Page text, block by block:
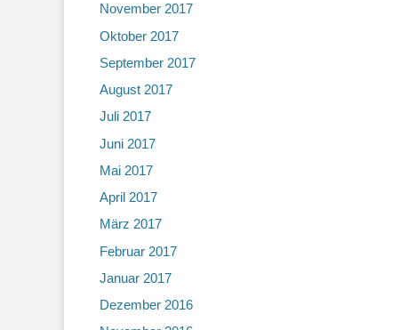
November 2017
Oktober 2017
September 2017
August 2017
Juli 2017
Juni 2017
Mai 2017
April 2017
März 2017
Februar 2017
Januar 2017
Dezember 2016